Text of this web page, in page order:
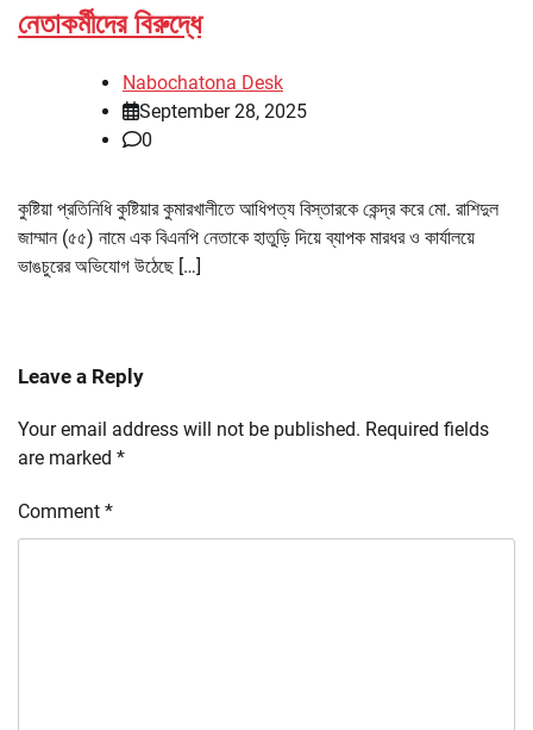
নেতাকর্মীদের বিরুদ্ধে
Nabochatona Desk
September 28, 2025
0
কুষ্টিয়া প্রতিনিধি কুষ্টিয়ার কুমারখালীতে আধিপত্য বিস্তারকে কেন্দ্র করে মো. রাশিদুল
জাম্মান (৫৫) নামে এক বিএনপি নেতাকে হাতুড়ি দিয়ে ব্যাপক মারধর ও কার্যালয়ে
ভাঙচুরের অভিযোগ উঠেছে […]
Leave a Reply
Your email address will not be published. Required fields
are marked *
Comment *